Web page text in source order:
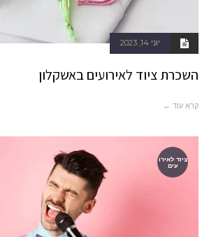
יוני 14, 2023
השכרת ציוד לאירועים באשקלון
קרא עוד ←
ציוד לאירו
עים